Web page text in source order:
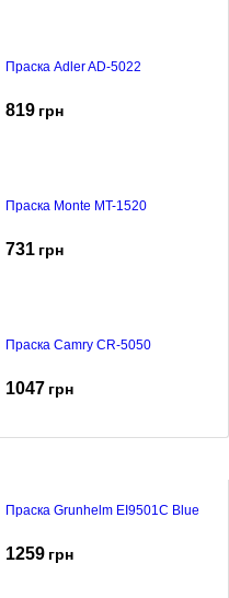
Праска Adler AD-5022
819 грн
Праска Monte MT-1520
731 грн
Праска Camry CR-5050
1047 грн
Праска Grunhelm EI9501C Blue
1259 грн